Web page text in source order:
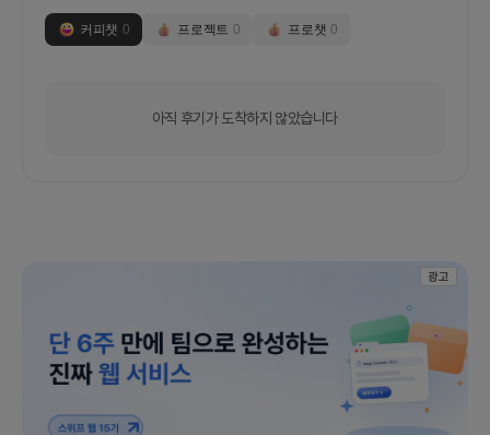
커피챗 0 프로젝트 0 프로챗 0
아직 후기가 도착하지 않았습니다
광고